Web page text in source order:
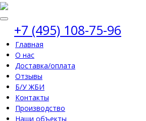
+7 (495) 108-75-96
Главная
О нас
Доставка/оплата
Отзывы
Б/У ЖБИ
Контакты
Производство
Наши объекты